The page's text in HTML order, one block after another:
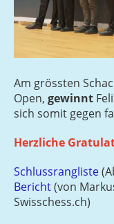
Am grössten
Open, gewinnt
sich somit gegen
Herzliche
Schlussrangliste
Bericht(von
Swisschess.ch)